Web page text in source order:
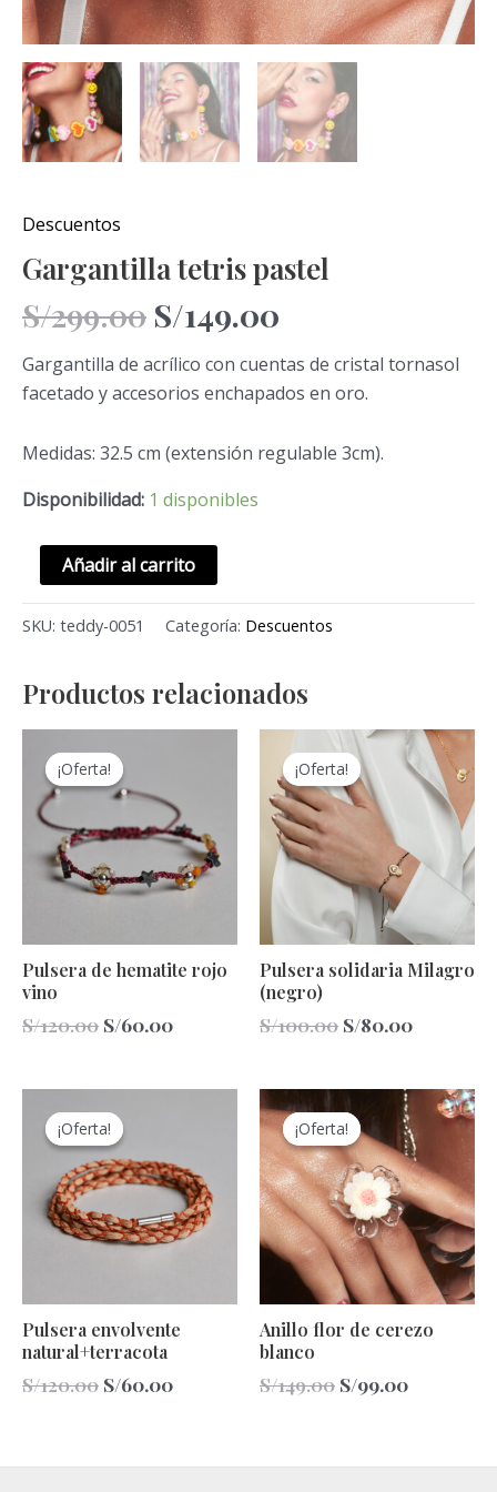
Descuentos
Gargantilla tetris pastel
S/299.00 S/149.00
Gargantilla de acrílico con cuentas de cristal tornasol
facetado y accesorios enchapados en oro.
Medidas: 32.5 cm (extensión regulable 3cm).
Disponibilidad: 1 disponibles
Añadir al carrito
SKU: teddy-0051 Categoría: Descuentos
Productos relacionados
¡Oferta!
¡Oferta!
Pulsera de hematite rojo
vino
S/120.00
precio
original
era:
S/60.00
es:
S/60.00.
¡Oferta!
¡Oferta!
Pulsera solidaria Milagro
(negro)
S/100.00
precio
original
era:
S/100.00.
S/80.00
El
precio
actual
es:
S/80.00.
¡Oferta!
¡Oferta!
Pulsera envolvente
natural+terracota
S/120.00
precio
original
era:
S/120.00.
S/60.00
S/60.00.
¡Oferta!
¡Oferta!
Anillo flor de cerezo
blanco
S/149.00
El
precio
original
era:
S/149.00.
S/99.00
El
precio
actual
es:
S/99.00.